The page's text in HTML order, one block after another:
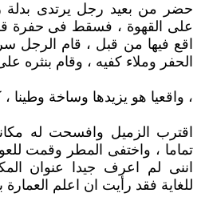
حضر من بعيد رجل يرتدى بدلة
على القهوة ، فسقط فى حفرة
اقع فيها من قبل ، قام الرجل
الحفر وملاء كفيه ، وقام بنثره
، واقعيا هو يزيدها وساخة وطينا
اقترب الزميل وافسحت له
تماما ، واختفى المطر وقمت
اننى لم اعرف جيدا عنوان
للغاية فقد رأيت ان اعلم العمارة